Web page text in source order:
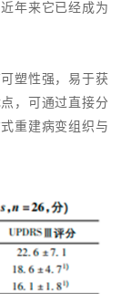
年来它已经成为
塑性强，易于获
，可通过直接分
重建病变组织与